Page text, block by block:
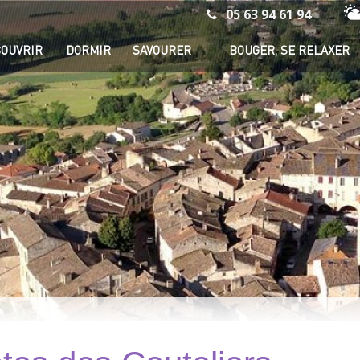
05 63 94 61 94
DORMIR SAVOURER BOUGER, SE RELAXER